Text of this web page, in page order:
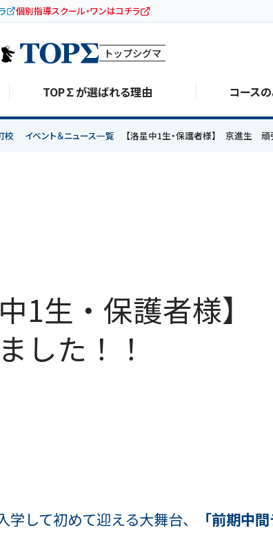
個別指導スクール・ワンはコチラ
トップシグマ
TOP∑が選ばれる理由 コース
校 イベント＆ニュース一覧 【洛星中1生・保護者様】 京進生 頑張
中1生・保護者様
した！！
学して初めて迎える大舞台、 「前期中